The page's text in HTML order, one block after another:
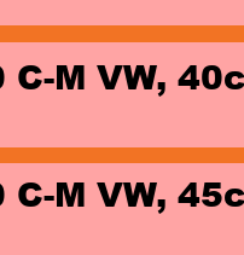
C-M VW,
C-M VW,